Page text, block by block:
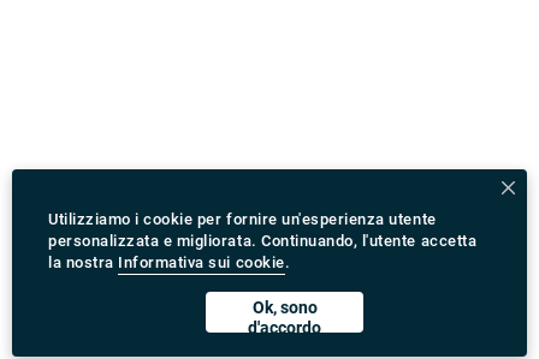
Utilizziamo i cookie per fornire un'esperienza utente
personalizzata e migliorata. Continuando, l'utente accetta
la nostra Informativa sui cookie.
Ok, sono
d'accordo